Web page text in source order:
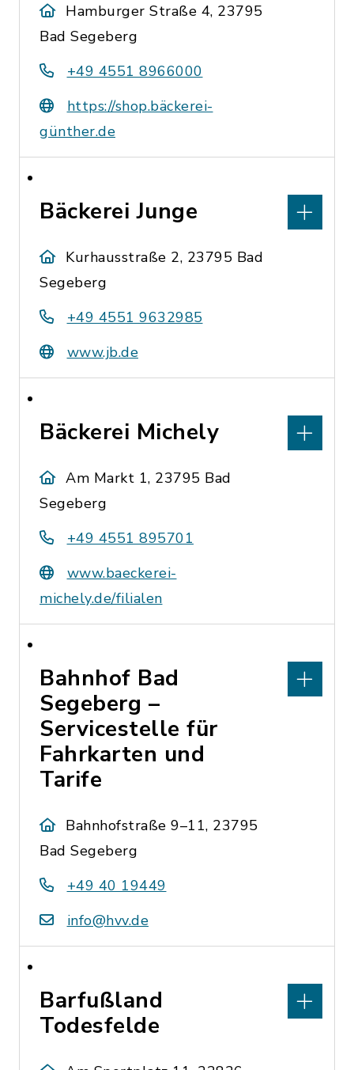
Hamburger Straße 4, 23795
Bad Segeberg
+49 4551 8966000
https://shop.bäckerei-
günther.de
Bäckerei Junge
Kurhausstraße 2, 23795 Bad
Segeberg
+49 4551 9632985
www.jb.de
Bäckerei Michely
Am Markt 1, 23795 Bad
Segeberg
+49 4551 895701
www.baeckerei-
michely.de/filialen
Bahnhof Bad
Segeberg –
Servicestelle für
Fahrkarten und
Tarife
Bahnhofstraße 9–11, 23795
Bad Segeberg
+49 40 19449
info@hvv.de
Barfußland
Todesfelde